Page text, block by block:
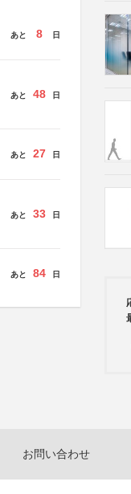
あと 8 日
あと 48 日
あと 27 日
あと 33 日
あと 84 日
お問い合わせ